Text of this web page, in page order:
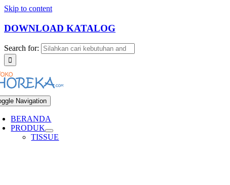
Skip to content
DOWNLOAD KATALOG
Search for:
Navigation
BERANDA
PRODUK
TISSUE